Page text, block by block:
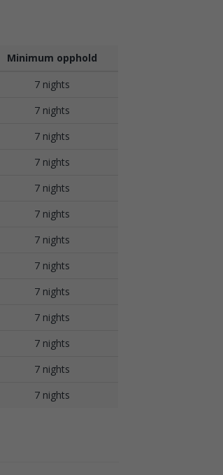
Minimum opphold
7 nights
7 nights
7 nights
7 nights
7 nights
7 nights
7 nights
7 nights
7 nights
7 nights
7 nights
7 nights
7 nights